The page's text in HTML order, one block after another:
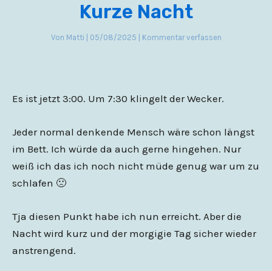
Kurze Nacht
Von Matti 05/08/2025 Kommentar verfassen
Es ist jetzt 3:00. Um 7:30 klingelt der Wecker.
Jeder normal denkende Mensch wäre schon längst
im Bett. Ich würde da auch gerne hingehen. Nur
weiß ich das ich noch nicht müde genug war um zu
schlafen 🙁
Tja diesen Punkt habe ich nun erreicht. Aber die
Nacht wird kurz und der morgigie Tag sicher wieder
anstrengend.